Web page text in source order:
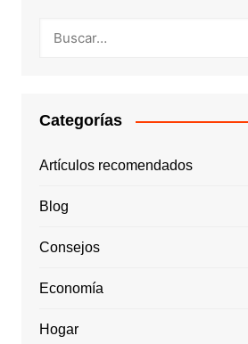
Categorías
Artículos recomendados
Blog
Consejos
Economía
Hogar